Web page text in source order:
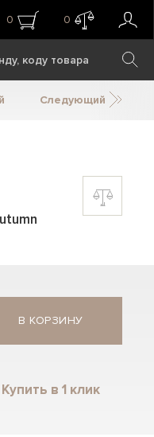
0 0
Следующий
В КОРЗИНУ
Купить в 1 клик